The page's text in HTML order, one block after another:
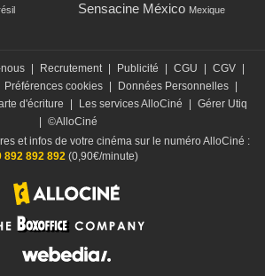
Sensacine México Mexique
Recrutement Publicité CGU CGV
Préférences cookies Données Personnelles
d'écriture Les services AlloCiné
Gérer Utiq
©AlloCiné
et infos de votre cinéma sur le numéro AlloCiné :
892 892 892(0,90€/minute)